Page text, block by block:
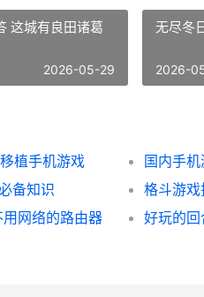
这城有良田诸葛
2026-05-29
无尽冬
2026-
植手机游戏
备知识
网络的路由器